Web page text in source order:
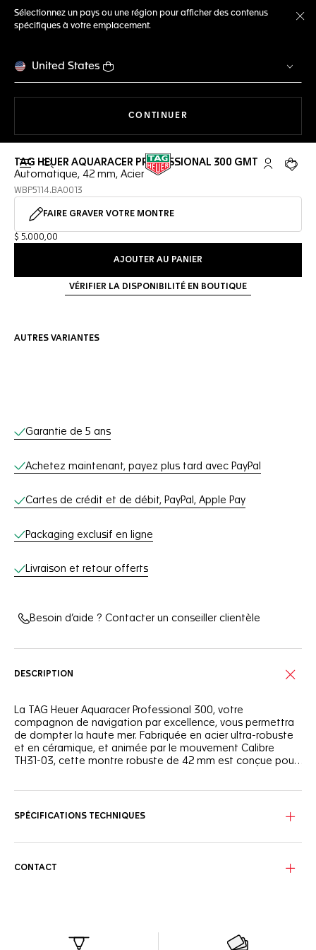
Sélectionnez un pays ou une région pour afficher des contenus
spécifiques à votre emplacement.
United States
CONTINUER
Ouvrir la barre de recherche Compte My
Votre
TAG HEUER AQUARACER PROFESSIONAL 300 GMT
Automatique, 42 mm, Acier
WBP5114.BA0013
FAIRE GRAVER VOTRE MONTRE
$ 5.000,00
AJOUTER AU PANIER
VÉRIFIER LA DISPONIBILITÉ EN BOUTIQUE
AUTRES VARIANTES
Services en ligne
Garantie de 5 ans
Achetez maintenant, payez plus tard avec PayPal
Cartes de crédit et de débit, PayPal, Apple Pay
Packaging exclusif en ligne
Livraison et retour offerts
Besoin d’aide ? Contacter un conseiller clientèle
DESCRIPTION
La TAG Heuer Aquaracer Professional 300, votre
compagnon de navigation par excellence, vous permettra
de dompter la haute mer. Fabriquée en acier ultra-robuste
et en céramique, et animée par le mouvement Calibre
TH31-03, cette montre robuste de 42 mm est conçue pour
revêtus de Super-LumiNova® et une aiguille GMT bleu clair
noire et bleue avec une échelle de 24 heures, offrant une
ergonomie avancée et une expérience de rotation tactile.
temps au large des côtes.
SPÉCIFICATIONS TECHNIQUES
CONTACT